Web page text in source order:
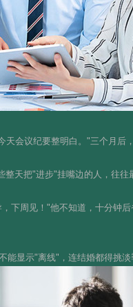
会议纪要整明白。"三个月后
天把"进步"挂嘴边的人，往往
下周见！"他不知道，十分钟
显示"离线"，连结婚都得挑淡